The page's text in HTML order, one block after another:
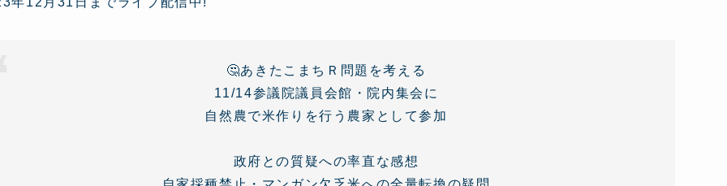
🤔あきたこまちＲ問題を考える
11/14参議院議員会館・院内集会に
自然農で米作りを行う農家として参加
政府との質疑への率直な感想